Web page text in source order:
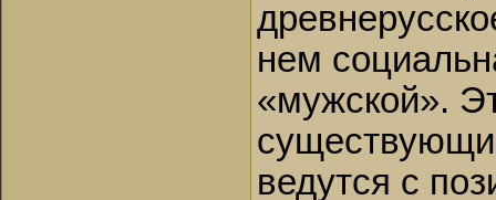
нем
«мужской».
ведутся с